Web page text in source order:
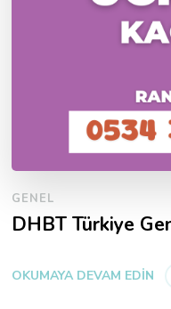
GENEL
DHBT Türkiye
OKUMAYA DEVAM EDIN